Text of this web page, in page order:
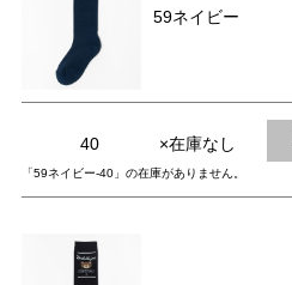
59ネイビー
40 ×在庫なし
「59ネイビー-40」の在庫がありません。